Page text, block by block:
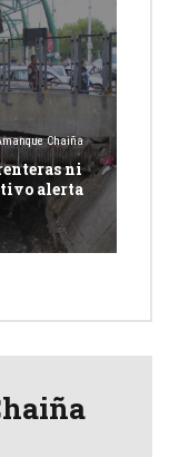
Chaiña
ni
alerta